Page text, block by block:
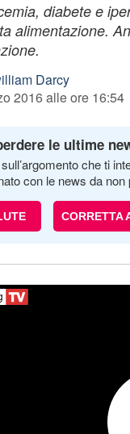
diabete e
alimentazione.
Darcy
2016 alle ore 16:54
le ultime
che ti
con le news da non
CORRETTA